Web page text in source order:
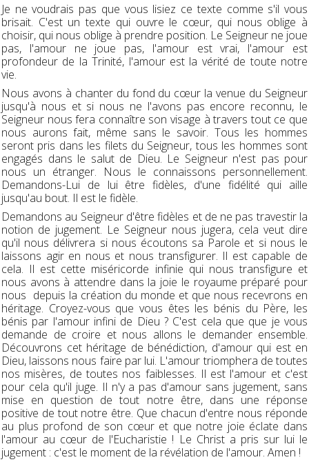
Je ne voudrais pas que vous lisiez ce texte comme s'il vous
brisait. C'est un texte qui ouvre le cœur, qui nous oblige à
choisir, qui nous oblige à prendre position. Le Seigneur ne joue
pas, l'amour ne joue pas, l'amour est vrai, l'amour est
profondeur de la Trinité, l'amour est la vérité de toute notre
vie.
Nous avons à chanter du fond du cœur la venue du Seigneur
jusqu'à nous et si nous ne l'avons pas encore reconnu, le
Seigneur nous fera connaître son visage à travers tout ce que
nous aurons fait, même sans le savoir. Tous les hommes
seront pris dans les filets du Seigneur, tous les hommes sont
engagés dans le salut de Dieu. Le Seigneur n'est pas pour
nous un étranger. Nous le connaissons personnellement.
Demandons-Lui de lui être fidèles, d'une fidélité qui aille
jusqu'au bout. Il est le fidèle.
Demandons au Seigneur d'être fidèles et de ne pas travestir la
notion de jugement. Le Seigneur nous jugera, cela veut dire
qu'il nous délivrera si nous écoutons sa Parole et si nous le
laissons agir en nous et nous transfigurer. Il est capable de
cela. Il est cette miséricorde infinie qui nous transfigure et
nous avons à attendre dans la joie le royaume préparé pour
nous depuis la création du monde et que nous recevrons en
héritage. Croyez-vous que vous êtes les bénis du Père, les
bénis par l'amour infini de Dieu ? C'est cela que que je vous
demande de croire et nous allons le demander ensemble.
Découvrons cet héritage de bénédiction, d'amour qui est en
Dieu, laissons nous faire par lui. L'amour triomphera de toutes
nos misères, de toutes nos faiblesses. Il est l'amour et c'est
pour cela qu'il juge. Il n'y a pas d'amour sans jugement, sans
mise en question de tout notre être, dans une réponse
positive de tout notre être. Que chacun d'entre nous réponde
au plus profond de son cœur et que notre joie éclate dans
l'amour au cœur de l'Eucharistie ! Le Christ a pris sur lui le
jugement : c'est le moment de la révélation de l'amour. Amen !